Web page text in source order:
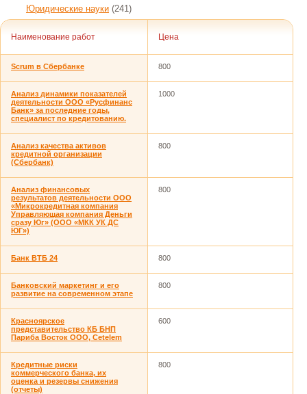
Юридические науки (241)
Наименование работ Цена
Scrum в Сбербанке 800
Анализ динамики показателей
деятельности ООО «Русфинанс
Банк» за последние годы,
специалист по кредитованию.
1000
Анализ качества активов
кредитной организации
(Сбербанк)
800
Анализ финансовых
результатов деятельности ООО
«Микрокредитная компания
Управляющая компания Деньги
сразу Юг» (ООО «МКК УК ДС
ЮГ»)
800
Банк ВТБ 24 800
Банковский маркетинг и его
развитие на современном этапе
800
Красноярское
представительство КБ БНП
Париба Восток ООО, Cetelem
600
Кредитные риски
коммерческого банка, их
оценка и резервы снижения
(отчеты)
800